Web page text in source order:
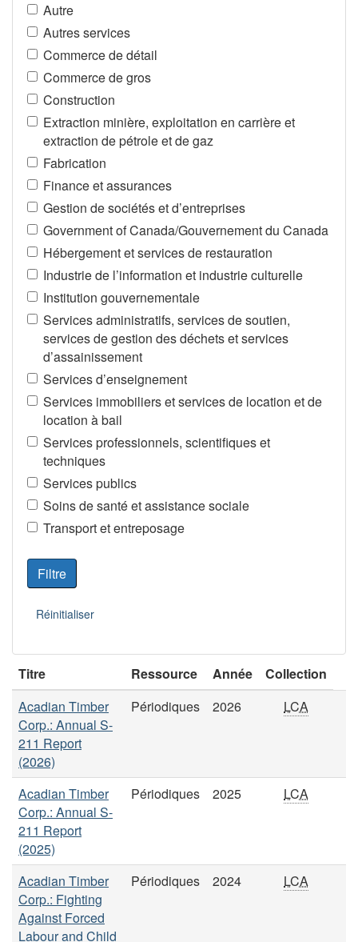
Autre
Autres services
Commerce de détail
Commerce de gros
Construction
Extraction minière, exploitation en carrière et
extraction de pétrole et de gaz
Fabrication
Finance et assurances
Gestion de sociétés et d’entreprises
Government of Canada/Gouvernement du Canada
Hébergement et services de restauration
Industrie de l’information et industrie culturelle
Institution gouvernementale
Services administratifs, services de soutien,
services de gestion des déchets et services
d’assainissement
Services d’enseignement
Services immobiliers et services de location et de
location à bail
Services professionnels, scientifiques et
techniques
Services publics
Soins de santé et assistance sociale
Transport et entreposage
Titre Ressource Année
Collection
Acadian Timber
Corp.: Annual S-
211 Report
(2026)
Périodiques 2026 LCA
Acadian Timber
Corp.: Annual S-
211 Report
(2025)
Périodiques 2025 LCA
Acadian Timber
Corp.: Fighting
Against Forced
Labour and Child
Périodiques 2024 LCA